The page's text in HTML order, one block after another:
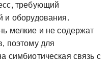
требующий
и оборудования.
мелкие и не содержат
поэтому для
симбиотическая связь с